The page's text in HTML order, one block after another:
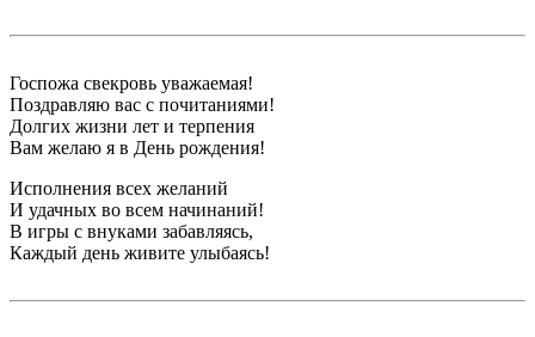
Госпожа свекровь уважаемая!
Поздравляю вас с почитаниями!
Долгих жизни лет и терпения
Вам желаю я в День рождения!
Исполнения всех желаний
И удачных во всем начинаний!
В игры с внуками забавляясь,
Каждый день живите улыбаясь!